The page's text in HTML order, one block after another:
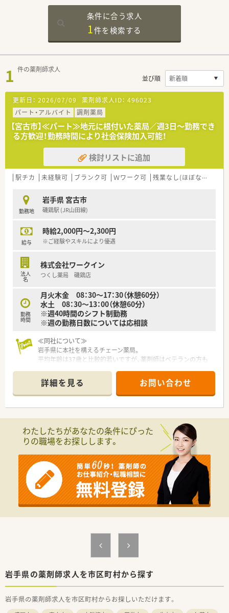
条件に合う求人
1件を検索する
1 件の薬剤師求人
並び順
更新日： 2026/07/09 薬剤師求人ID： 496023
パート・アルバイト
調剤薬局
【宮古市】≪パート≫地元に根付いた薬局／週3日～勤務でき
る方歓迎！勤務時間により社会保険加入可能！
検討リストに追加
駅チカ 未経験可 ブランク可 Ｗワーク可 残業なし(ほぼなし含む)
勤務地
岩手県 宮古市
磯鶏駅 (JR山田線)
給与
時給2,000円～2,300円
※ご経験やスキルにより優遇
法人
名
株式会社ワークイン
つくし薬局 磯鶏店
勤務
時間
月火木金 08：30～17：30（休憩60分）
水土 08：30～13：00（休憩60分）
※週40時間のシフト制勤務
※週の勤務日数については応相談
≪同社について≫
岩手県に本社を構えるチェーン薬局。
平均年齢は37歳と比較的若いですが、薬剤師はベテランの方も
地域で腰を据えて働きたい方、全国転勤を避けたいがクリニック
門前、病院門前など幅広く経験されたい方にもおすすめです。
新規出店も継続しており、今後の成長性もある優良企業です。
店舗数が増えている今でも、社長が毎年手書きのバースデーカー
≪企業ポイント≫
ご自身で決めた目標に対してのフィードバックを定期面談で実
施。
管理薬剤師、エリアマネージャーだけでなく、部長もこまめに現
場を回って現場の声をヒアリングされていますので、頑張った分
だけ評価されたい方にピッタリの職場です。
だからこそ納得感があり、定着率の良さにも繋がっています。
3年先の人事を見越して正社員の配属先を検討しており、社員一
人一人のライフステージに合わせて配属店舗の提案、職場環境の
パート薬剤師の方々にも働き方によって契約社員など雇用形態
についても相談してくださる柔軟な環境です。
≪薬局について≫
循環器科, 内科メインで100枚/日ほどの処方箋を応需していま
詳細を見る お問い合わせ
わたしたちがあなたの条件にぴった
りの職場をお探しします。
岩手県の薬剤師求人を市区町村から探す
岩手県の薬剤師求人を市区町村からお探しいただけます。